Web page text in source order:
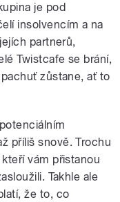
je pod
insolvencím a na
partnerů,
Twistcafe se brání,
zůstane, ať to
příliš snově. Trochu
vám přistanou
Takhle ale
že to, co